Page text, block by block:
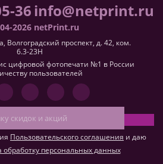
36info@netprint.ru
2026 netPrint.ru
Волгоградский проспект, д. 42, ком.
6.3-23H
цифровой фотопечати №1 в России
пользователей
Пользовательского соглашения и даю
обработку персональных данных